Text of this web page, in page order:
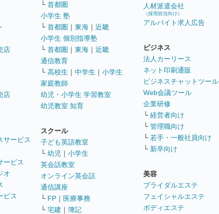
店
店
サービス
ービス
オ
ビス
└ 首都圏
小学生 塾
└ 首都圏 ｜ 東海 ｜ 近畿
小学生 個別指導塾
└ 首都圏 ｜ 東海 ｜ 近畿
通信教育
└ 高校生 ｜ 中学生 ｜ 小学生
家庭教師
幼児・小学生 学習教室
幼児教室 知育
スクール
子ども英語教室
└ 幼児 ｜ 小学生
英会話教室
オンライン英会話
通信講座
└ FP ｜ 医療事務
└ 宅建 ｜ 簿記
人材派遣会社
（採用担当向け）
アルバイト求人広告
ビジネス
法人カーリース
ネット印刷通販
ビジネスチャットツール
Web会議ツール
企業研修
└ 経営者向け
└ 管理職向け
└ 若手・一般社員向け
└ 新卒向け
美容
ブライダルエステ
フェイシャルエステ
ボディエステ